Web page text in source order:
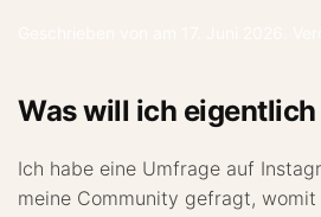
Was will ich eigentlich
Ich habe eine Umfrage auf
meine Community gefragt, womit